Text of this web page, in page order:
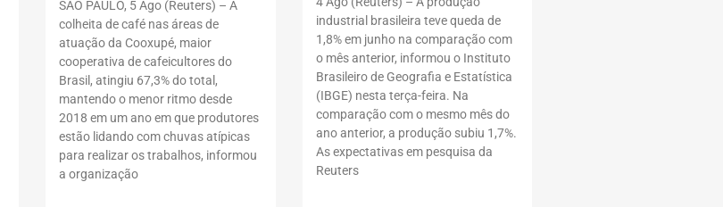
SÃO PAULO, 5 Ago (Reuters) – A
colheita de café nas áreas de
atuação da Cooxupé, maior
cooperativa de cafeicultores do
Brasil, atingiu 67,3% do total,
mantendo o menor ritmo desde
2018 em um ano em que produtores
estão lidando com chuvas atípicas
para realizar os trabalhos, informou
a organização
industrial brasileira teve queda de
1,8% em junho na comparação com
o mês anterior, informou o Instituto
Brasileiro de Geografia e Estatística
(IBGE) nesta terça-feira. Na
comparação com o mesmo mês do
ano anterior, a produção subiu 1,7%.
As expectativas em pesquisa da
Reuters